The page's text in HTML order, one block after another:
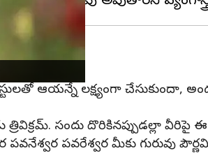
ఆయన్నే లక్ష్యంగా చేసుకుందా,
సందు దొరికినప్పుడల్లా
పవరేశ్వర మీకు గురువు